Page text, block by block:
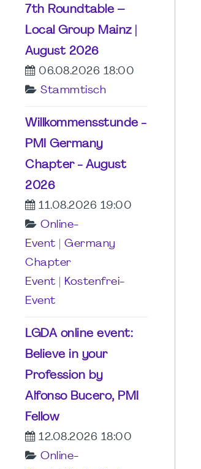
7th Roundtable –
Local Group Mainz |
August 2026
06.08.2026 18:00
Stammtisch
Willkommensstunde -
PMI Germany
Chapter - August
2026
11.08.2026 19:00
Online-
Event
Germany
Chapter
Event
Kostenfrei-
Event
LGDA online event:
Believe in your
Profession by
Alfonso Bucero, PMI
Fellow
12.08.2026 18:00
Online-